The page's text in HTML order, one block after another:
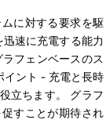
に対する要求を駆
速に充電する能力
フェンベースのス
イント - 充電と長時
立ちます。 グラフ
すことが期待され